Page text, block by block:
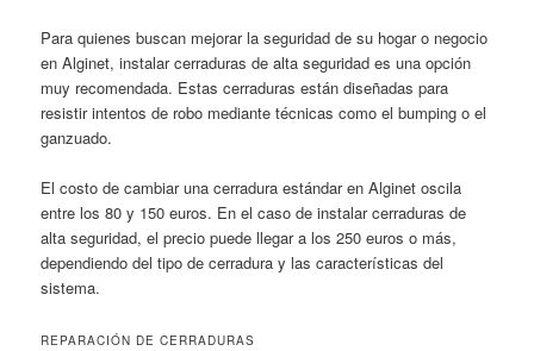
Para quienes buscan mejorar la seguridad de su hogar o negocio
en Alginet, instalar cerraduras de alta seguridad es una opción
muy recomendada. Estas cerraduras están diseñadas para
resistir intentos de robo mediante técnicas como el bumping o el
ganzuado.
El costo de cambiar una cerradura estándar en Alginet oscila
entre los 80 y 150 euros. En el caso de instalar cerraduras de
alta seguridad, el precio puede llegar a los 250 euros o más,
dependiendo del tipo de cerradura y las características del
sistema.
REPARACIÓN DE CERRADURAS